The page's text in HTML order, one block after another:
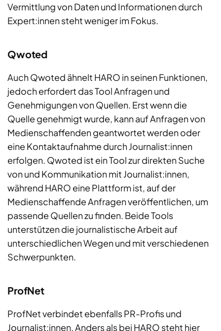
Vermittlung von Daten und Informationen durch
Expert:innen steht weniger im Fokus.
Qwoted
Auch Qwoted ähnelt HARO in seinen Funktionen,
jedoch erfordert das Tool Anfragen und
Genehmigungen von Quellen. Erst wenn die
Quelle genehmigt wurde, kann auf Anfragen von
Medienschaffenden geantwortet werden oder
eine Kontaktaufnahme durch Journalist:innen
erfolgen. Qwoted ist ein Tool zur direkten Suche
von und Kommunikation mit Journalist:innen,
während HARO eine Plattform ist, auf der
Medienschaffende Anfragen veröffentlichen, um
passende Quellen zu finden. Beide Tools
unterstützen die journalistische Arbeit auf
unterschiedlichen Wegen und mit verschiedenen
Schwerpunkten.
ProfNet
ProfNet verbindet ebenfalls PR-Profis und
Journalist:innen. Anders als bei HARO steht hier